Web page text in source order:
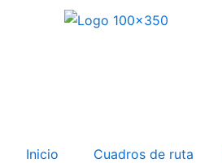
Inicio Cuadros de ruta